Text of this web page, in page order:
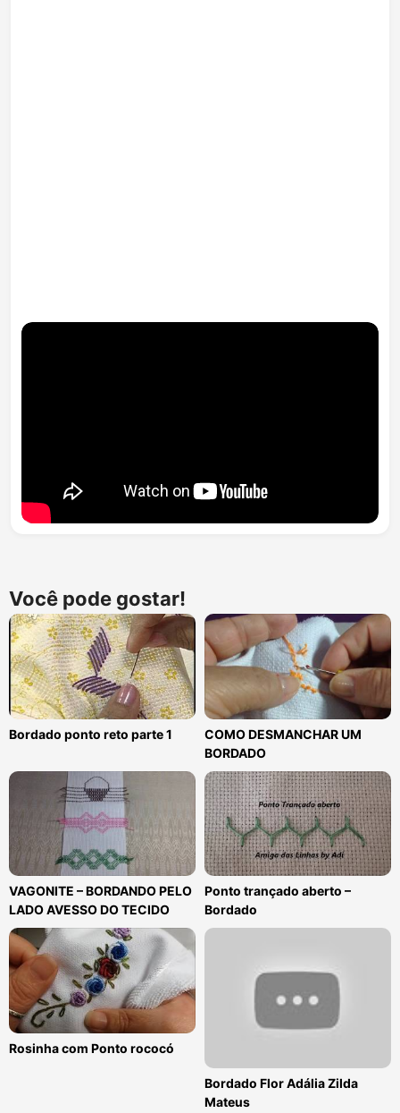
Você pode gostar!
Bordado ponto reto parte 1
COMO DESMANCHAR UM
BORDADO
VAGONITE – BORDANDO PELO
LADO AVESSO DO TECIDO
Ponto trançado aberto –
Bordado
Rosinha com Ponto rococó
Bordado Flor Adália Zilda
Mateus